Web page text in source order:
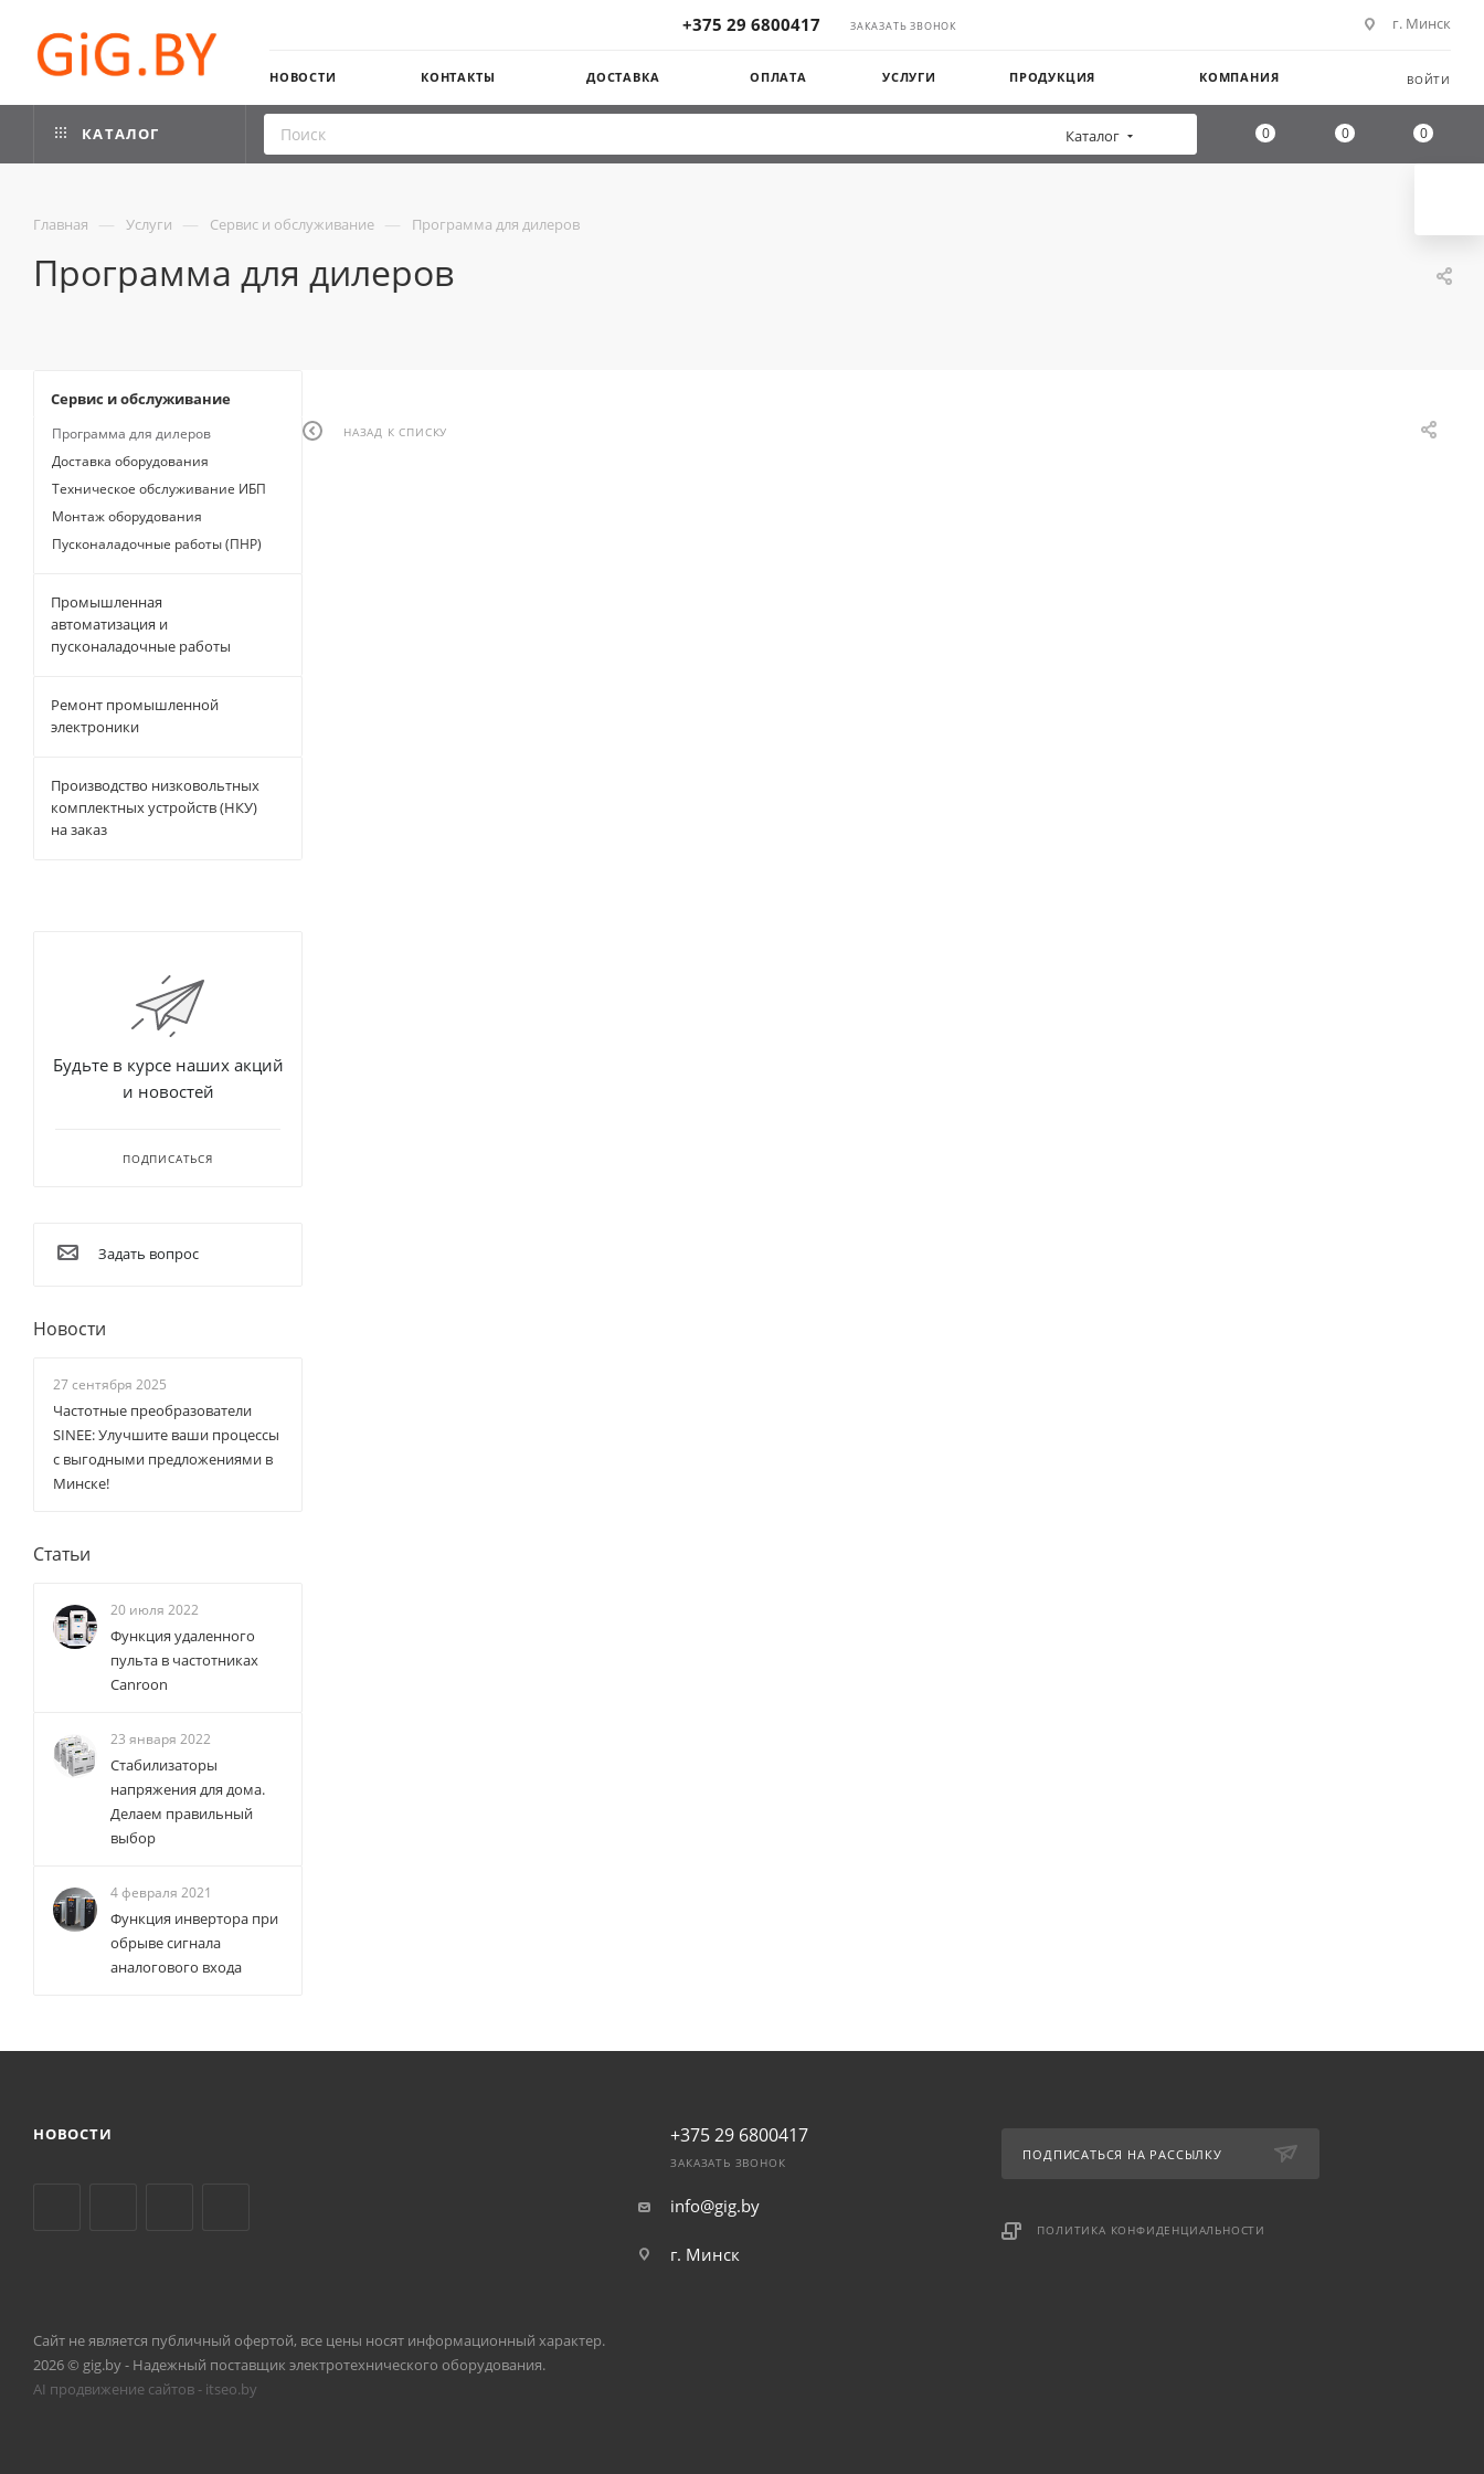
+375 29 6800417 ЗАКАЗАТЬ ЗВОНОК г. Минск
НОВОСТИ КОНТАКТЫ ДОСТАВКА ОПЛАТА УСЛУГИ ПРОДУКЦИЯ КОМПАНИЯ ВОЙТИ
КАТАЛОГ Каталог 0 0 0
Главная — Услуги — Сервис и обслуживание — Программа для дилеров
Программа для дилеров
НАЗАД К СПИСКУ
Сервис и обслуживание
Программа для дилеров
Доставка оборудования
Техническое обслуживание ИБП
Монтаж оборудования
Пусконаладочные работы (ПНР)
Промышленная
автоматизация и
пусконаладочные работы
Ремонт промышленной
электроники
Производство низковольтных
комплектных устройств (НКУ)
на заказ
Будьте в курсе наших акций
и новостей
ПОДПИСАТЬСЯ
Задать вопрос
Новости
27 сентября 2025
Частотные преобразователи
SINEE: Улучшите ваши процессы
с выгодными предложениями в
Минске!
Статьи
20 июля 2022
Функция удаленного
пульта в частотниках
Canroon
23 января 2022
Стабилизаторы
напряжения для дома.
Делаем правильный
выбор
4 февраля 2021
Функция инвертора при
обрыве сигнала
аналогового входа
НОВОСТИ +375 29 6800417
ЗАКАЗАТЬ ЗВОНОК
info@gig.by
г. Минск
ПОДПИСАТЬСЯ НА РАССЫЛКУ
ПОЛИТИКА КОНФИДЕНЦИАЛЬНОСТИ
Сайт не является публичный офертой, все цены носят информационный характер.
2026 © gig.by - Надежный поставщик электротехнического оборудования.
AI продвижение сайтов - itseo.by